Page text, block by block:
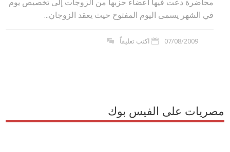
في الشهر يسمى اليوم المفتوح حيث يعقد الزوجان...
07/08/2009 اكتب تعليقاً
مصريات على الفيس بوك